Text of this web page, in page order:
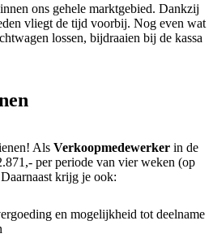
ons gehele marktgebied. Dankzij
vliegt de tijd voorbij. Nog even wat
lossen, bijdraaien bij de kassa
Als Verkoopmedewerker in de
per periode van vier weken (op
krijg je ook:
en mogelijkheid tot deelname